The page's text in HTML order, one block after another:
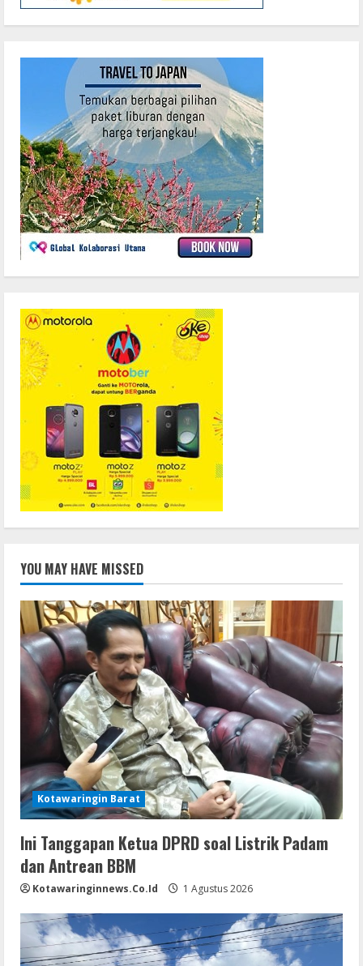
YOU MAY HAVE MISSED
Kotawaringin Barat
Ini Tanggapan Ketua DPRD soal Listrik Padam
dan Antrean BBM
Kotawaringinnews.co.id 1 Agustus 2026